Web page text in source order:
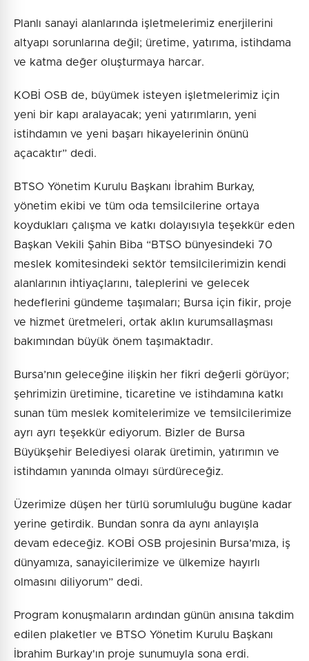
Planlı sanayi alanlarında işletmelerimiz enerjilerini
altyapı sorunlarına değil; üretime, yatırıma, istihdama
ve katma değer oluşturmaya harcar.
KOBİ OSB de, büyümek isteyen işletmelerimiz için
yeni bir kapı aralayacak; yeni yatırımların, yeni
istihdamın ve yeni başarı hikayelerinin önünü
açacaktır” dedi.
BTSO Yönetim Kurulu Başkanı İbrahim Burkay,
yönetim ekibi ve tüm oda temsilcilerine ortaya
koydukları çalışma ve katkı dolayısıyla teşekkür eden
Başkan Vekili Şahin Biba “BTSO bünyesindeki 70
meslek komitesindeki sektör temsilcilerimizin kendi
alanlarının ihtiyaçlarını, taleplerini ve gelecek
hedeflerini gündeme taşımaları; Bursa için fikir, proje
ve hizmet üretmeleri, ortak aklın kurumsallaşması
bakımından büyük önem taşımaktadır.
Bursa’nın geleceğine ilişkin her fikri değerli görüyor;
şehrimizin üretimine, ticaretine ve istihdamına katkı
sunan tüm meslek komitelerimize ve temsilcilerimize
ayrı ayrı teşekkür ediyorum. Bizler de Bursa
Büyükşehir Belediyesi olarak üretimin, yatırımın ve
istihdamın yanında olmayı sürdüreceğiz.
Üzerimize düşen her türlü sorumluluğu bugüne kadar
yerine getirdik. Bundan sonra da aynı anlayışla
devam edeceğiz. KOBİ OSB projesinin Bursa’mıza, iş
dünyamıza, sanayicilerimize ve ülkemize hayırlı
olmasını diliyorum” dedi.
Program konuşmaların ardından günün anısına takdim
edilen plaketler ve BTSO Yönetim Kurulu Başkanı
İbrahim Burkay'ın proje sunumuyla sona erdi.